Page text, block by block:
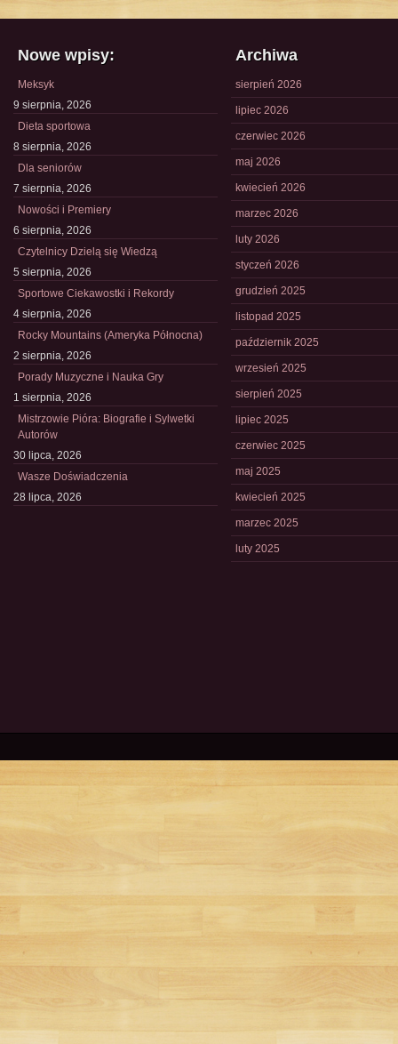
Nowe wpisy:
Meksyk
9 sierpnia, 2026
Dieta sportowa
8 sierpnia, 2026
Dla seniorów
7 sierpnia, 2026
Nowości i Premiery
6 sierpnia, 2026
Czytelnicy Dzielą się Wiedzą
5 sierpnia, 2026
Sportowe Ciekawostki i Rekordy
4 sierpnia, 2026
Rocky Mountains (Ameryka Północna)
2 sierpnia, 2026
Porady Muzyczne i Nauka Gry
1 sierpnia, 2026
Mistrzowie Pióra: Biografie i Sylwetki
Autorów
30 lipca, 2026
Wasze Doświadczenia
28 lipca, 2026
Archiwa
sierpień 2026
lipiec 2026
czerwiec 2026
maj 2026
kwiecień 2026
marzec 2026
luty 2026
styczeń 2026
grudzień 2025
listopad 2025
październik 2025
wrzesień 2025
sierpień 2025
lipiec 2025
czerwiec 2025
maj 2025
kwiecień 2025
marzec 2025
luty 2025